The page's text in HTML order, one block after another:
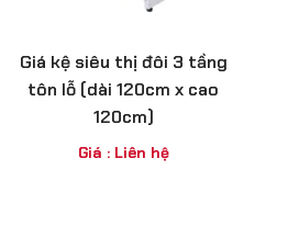
Giá kệ siêu thị đôi 3 tầng
tôn lỗ (dài 120cm x cao
120cm)
Giá : Liên hệ